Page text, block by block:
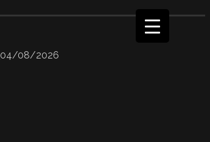
04/08/2026